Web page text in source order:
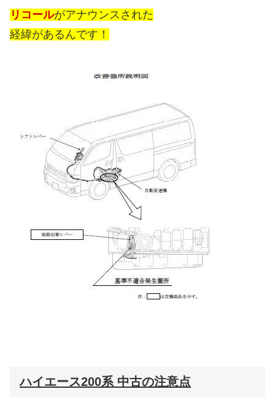
リコールがアナウンスされた
経緯があるんです！
ハイエース200系 中古の注意点